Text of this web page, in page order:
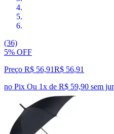
(36)
5% OFF
Preço R$ 56,91R$ 56,91
no Pix Ou 1x de R$ 59,90 sem